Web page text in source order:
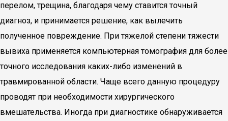
перелом, трещина, благодаря чему ставится точный
диагноз, и принимается решение, как вылечить
полученное повреждение. При тяжелой степени тяжести
вывиха применяется компьютерная томография для более
точного исследования каких-либо изменений в
травмированной области. Чаще всего данную процедуру
проводят при необходимости хирургического
вмешательства. Иногда при диагностике обнаруживается